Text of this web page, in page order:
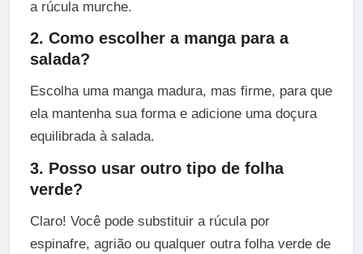
a rúcula murche.
2. Como escolher a manga para a
salada?
Escolha uma manga madura, mas firme, para que
ela mantenha sua forma e adicione uma doçura
equilibrada à salada.
3. Posso usar outro tipo de folha
verde?
Claro! Você pode substituir a rúcula por
espinafre, agrião ou qualquer outra folha verde de